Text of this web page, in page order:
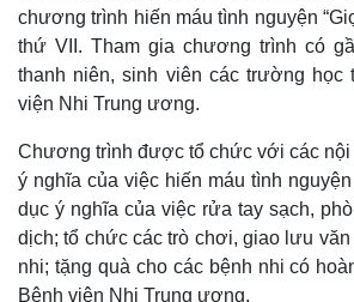
chương trình hiến máu tình nguyện
thứ VII. Tham gia chương trình có
thanh niên, sinh viên các trường học
viện Nhi Trung ương.
Chương trình được tổ chức với các nội
ý nghĩa của việc hiến máu tình
dục ý nghĩa của việc rửa tay sạch,
dịch; tổ chức các trò chơi, giao lưu
nhi; tặng quà cho các bệnh nhi có
Bệnh viện Nhi Trung ương.